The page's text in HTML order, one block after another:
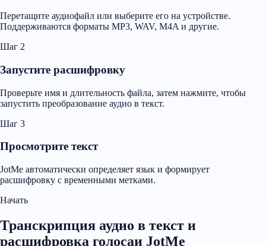
Перетащите аудиофайл или выберите его на устройстве.
Поддерживаются форматы MP3, WAV, M4A и другие.
Шаг 2
Запустите расшифровку
Проверьте имя и длительность файла, затем нажмите, чтобы
запустить преобразование аудио в текст.
Шаг 3
Просмотрите текст
JotMe автоматически определяет язык и формирует
расшифровку с временными метками.
Начать
Транскрипция аудио в текст и
расшифровка голосаи JotMe